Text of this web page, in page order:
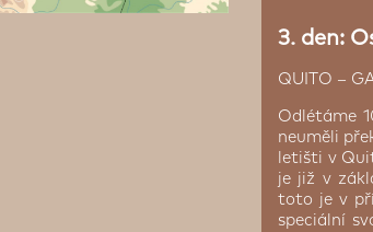
3. den:
QUITO –
Odlétáme
neuměli
letišti v
je již v
toto je v
speciální